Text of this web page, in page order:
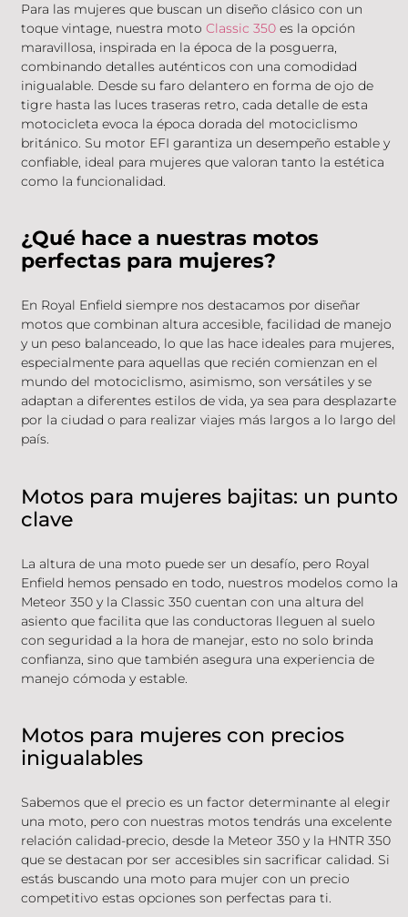
Para las mujeres que buscan un diseño clásico con un
toque vintage, nuestra moto Classic 350es la opción
maravillosa, inspirada en la época de la posguerra,
combinando detalles auténticos con una comodidad
inigualable. Desde su faro delantero en forma de ojo de
tigre hasta las luces traseras retro, cada detalle de esta
motocicleta evoca la época dorada del motociclismo
británico. Su motor EFI garantiza un desempeño estable y
confiable, ideal para mujeres que valoran tanto la estética
como la funcionalidad.
¿Qué hace a nuestras motos
perfectas para mujeres?
En Royal Enfield siempre nos destacamos por diseñar
motos que combinan altura accesible, facilidad de manejo
y un peso balanceado, lo que las hace ideales para mujeres,
especialmente para aquellas que recién comienzan en el
mundo del motociclismo, asimismo, son versátiles y se
adaptan a diferentes estilos de vida, ya sea para desplazarte
por la ciudad o para realizar viajes más largos a lo largo del
país.
Motos para mujeres bajitas: un punto
clave
La altura de una moto puede ser un desafío, pero Royal
Enfield hemos pensado en todo, nuestros modelos como la
Meteor 350 y la Classic 350 cuentan con una altura del
asiento que facilita que las conductoras lleguen al suelo
con seguridad a la hora de manejar, esto no solo brinda
confianza, sino que también asegura una experiencia de
manejo cómoda y estable.
Motos para mujeres con precios
inigualables
Sabemos que el precio es un factor determinante al elegir
una moto, pero con nuestras motos tendrás una excelente
relación calidad-precio, desde la Meteor 350 y la HNTR 350
que se destacan por ser accesibles sin sacrificar calidad. Si
estás buscando una moto para mujer con un precio
competitivo estas opciones son perfectas para ti.